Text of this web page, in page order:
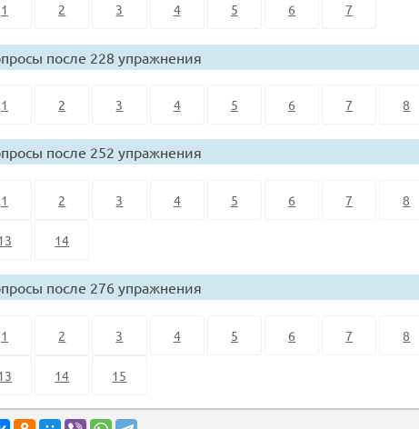
1 2 3 4 5 6 7
после 228 упражнения
1 2 3 4 5 6 7 8
после 252 упражнения
1 2 3 4 5 6 7 8
14
после 276 упражнения
1 2 3 4 5 6 7 8
14 15